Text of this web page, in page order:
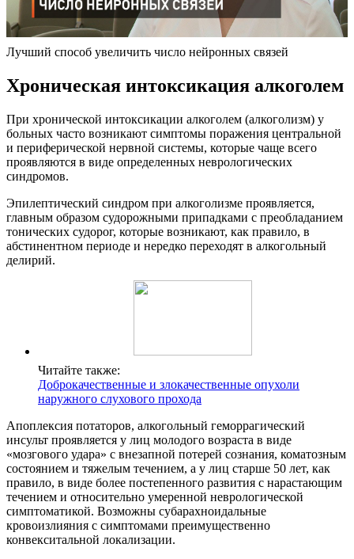
Лучший способ увеличить число нейронных связей
Хроническая интоксикация алкоголем
При хронической интоксикации алкоголем (алкоголизм) у
больных часто возникают симптомы поражения центральной
и периферической нервной системы, которые чаще всего
проявляются в виде определенных неврологических
синдромов.
Эпилептический синдром при алкоголизме проявляется,
главным образом судорожными припадками с преобладанием
тонических судорог, которые возникают, как правило, в
абстинентном периоде и нередко переходят в алкогольный
делирий.
Читайте также:
Доброкачественные и злокачественные опухоли
наружного слухового прохода
Апоплексия потаторов, алкогольный геморрагический
инсульт проявляется у лиц молодого возраста в виде
«мозгового удара» с внезапной потерей сознания, коматозным
состоянием и тяжелым течением, а у лиц старше 50 лет, как
правило, в виде более постепенного развития с нарастающим
течением и относительно умеренной неврологической
симптоматикой. Возможны субарахноидальные
кровоизлияния с симптомами преимущественно
конвекситальной локализации.